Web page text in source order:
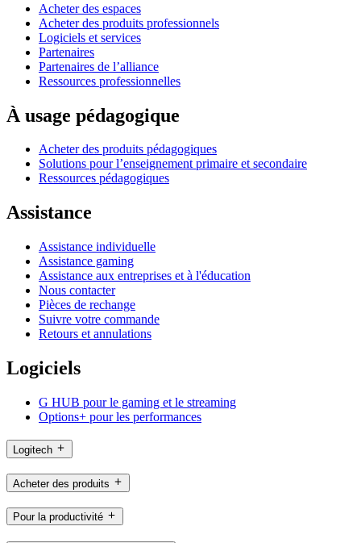
Acheter des espaces
Acheter des produits professionnels
Logiciels et services
Partenaires
Partenaires de l’alliance
Ressources professionnelles
À usage pédagogique
Acheter des produits pédagogiques
Solutions pour l’enseignement primaire et secondaire
Ressources pédagogiques
Assistance
Assistance individuelle
Assistance gaming
Assistance aux entreprises et à l'éducation
Nous contacter
Pièces de rechange
Suivre votre commande
Retours et annulations
Logiciels
G HUB pour le gaming et le streaming
Options+ pour les performances
Logitech
Acheter des produits
Pour la productivité